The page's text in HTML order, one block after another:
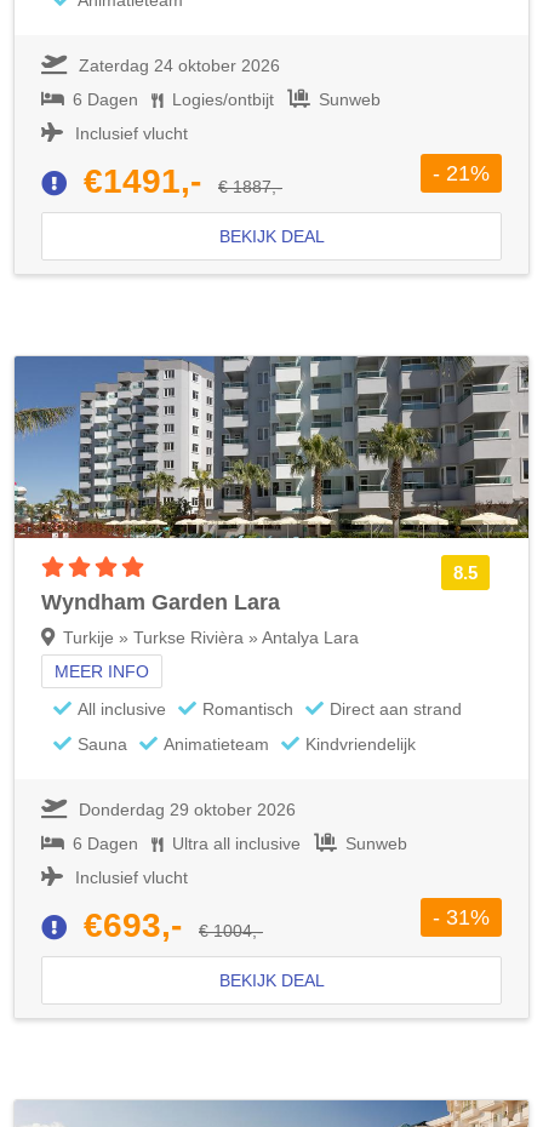
Zaterdag 24 oktober 2026
6 Dagen
Logies/ontbijt
Sunweb
Inclusief vlucht
€1491,- € 1887,-
- 21%
BEKIJK DEAL
8.5
Wyndham Garden Lara
Turkije » Turkse Rivièra » Antalya Lara
MEER INFO
All inclusive
Romantisch
Direct aan strand
Sauna
Animatieteam Kindvriendelijk
Donderdag 29 oktober 2026
6 Dagen
Ultra all inclusive
Sunweb
Inclusief vlucht
€693,- € 1004,-
- 31%
BEKIJK DEAL